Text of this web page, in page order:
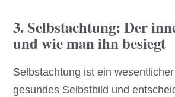
3. Selbstachtung: Der
und wie man ihn besiegt
Selbstachtung ist ein
gesundes Selbstbild und